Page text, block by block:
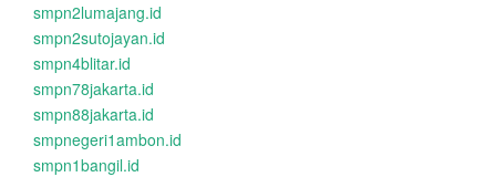
smpn2lumajang.id
smpn2sutojayan.id
smpn4blitar.id
smpn78jakarta.id
smpn88jakarta.id
smpnegeri1ambon.id
smpn1bangil.id